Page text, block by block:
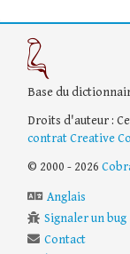
Base du
Droits d'auteur :
contrat Creative
© 2000 - 2026
Anglais
Signaler un bug
Contact